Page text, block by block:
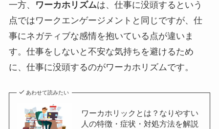
一方、 ワーカホリズムは、仕事に没頭するという
点ではワークエンゲージメントと同じですが、仕
事にネガティブな感情を抱いている点が違いま
す。仕事をしないと不安な気持ちを避けるため
に、仕事に没頭するのがワーカホリズムです。
あわせて読みたい
ワーカホリックとは？なりやすい
人の特徴・症状・対処方法を解説